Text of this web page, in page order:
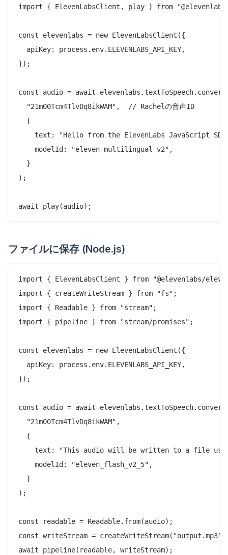
import { ElevenLabsClient, play } from
const elevenlabs = new ElevenLabsClient({
  apiKey: process.env.ELEVENLABS_API_KEY,
});
const audio = await
  "21m00Tcm4TlvDq8ikWAM",  // Rachelの音声ID
  {
text: "Hello from the ElevenLabs JavaScript
    modelId: "eleven_multilingual_v2",
  }
);
ファイルに保存 (Node.js)
import { ElevenLabsClient } from "@elevenlabs/
import { createWriteStream } from "fs";
import { Readable } from "stream";
import { pipeline } from "stream/promises";
const elevenlabs = new ElevenLabsClient({
  apiKey: process.env.ELEVENLABS_API_KEY,
});
const audio = await
  "21m00Tcm4TlvDq8ikWAM",
  {
text: "This audio will be written to a file
    modelId: "eleven_flash_v2_5",
  }
);
const readable = Readable.from(audio);
const writeStream =
await pipeline(readable, writeStream);